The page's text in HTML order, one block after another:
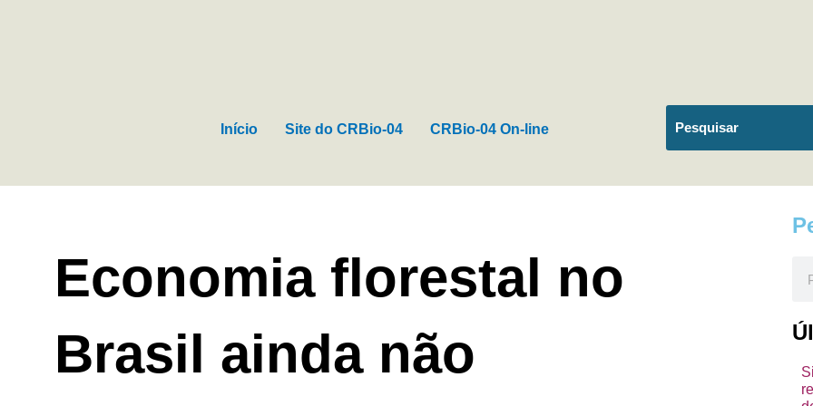
Início Site do CRBio-04 CRBio-04 On-line
Economia florestal no
Brasil ainda não